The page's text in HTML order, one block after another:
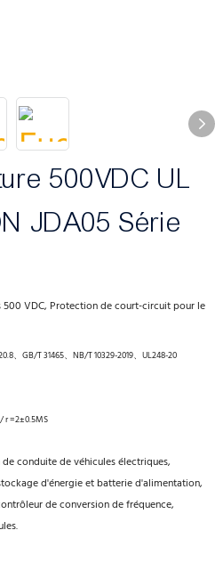
500VDC UL
JDA05 Série
VDC, Protection de court-circuit pour le
、GB/T 31465、NB/T 10329-2019、UL248-20
r =2±0.5MS
conduite de véhicules électriques,
d'énergie et batterie d'alimentation,
de conversion de fréquence,